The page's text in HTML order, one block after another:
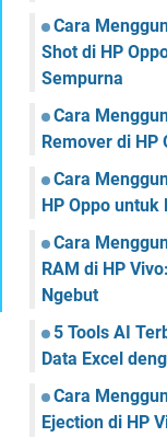
Cara
Shot di HP
Sempurna
Cara
Remover di HP
Cara
HP Oppo
Cara
RAM di HP
Ngebut
5 Tools AI
Data Excel
Cara
Ejection di HP